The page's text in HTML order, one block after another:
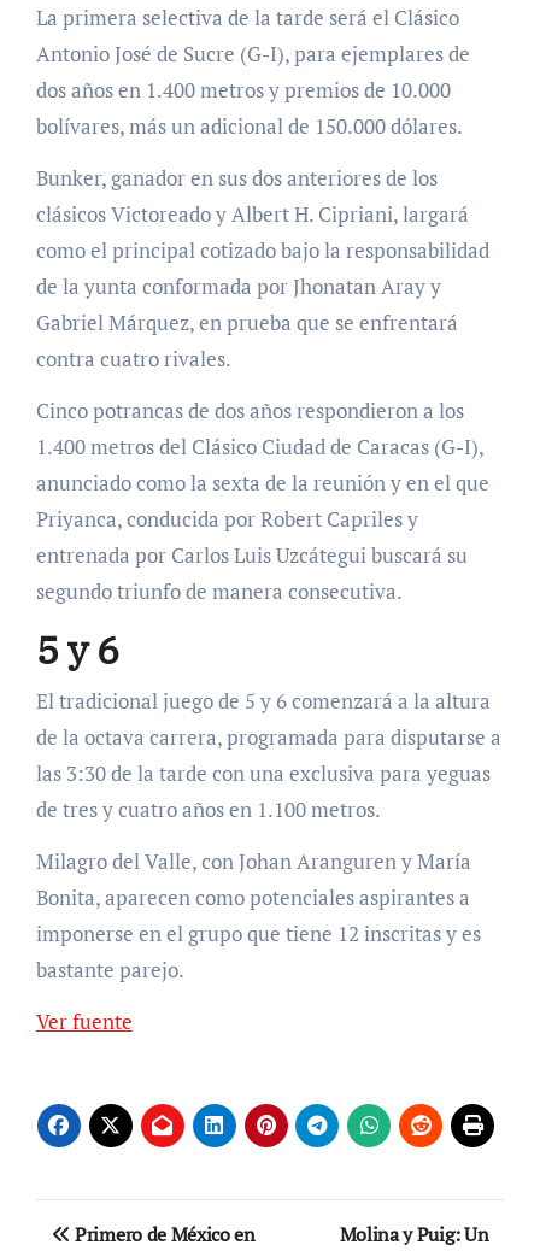
La primera selectiva de la tarde será el Clásico
Antonio José de Sucre (G-I), para ejemplares de
dos años en 1.400 metros y premios de 10.000
bolívares, más un adicional de 150.000 dólares.
Bunker, ganador en sus dos anteriores de los
clásicos Victoreado y Albert H. Cipriani, largará
como el principal cotizado bajo la responsabilidad
de la yunta conformada por Jhonatan Aray y
Gabriel Márquez, en prueba que se enfrentará
contra cuatro rivales.
Cinco potrancas de dos años respondieron a los
1.400 metros del Clásico Ciudad de Caracas (G-I),
anunciado como la sexta de la reunión y en el que
Priyanca, conducida por Robert Capriles y
entrenada por Carlos Luis Uzcátegui buscará su
segundo triunfo de manera consecutiva.
5 y 6
El tradicional juego de 5 y 6 comenzará a la altura
de la octava carrera, programada para disputarse a
las 3:30 de la tarde con una exclusiva para yeguas
de tres y cuatro años en 1.100 metros.
Milagro del Valle, con Johan Aranguren y María
Bonita, aparecen como potenciales aspirantes a
imponerse en el grupo que tiene 12 inscritas y es
bastante parejo.
Ver fuente
Navegación
Primero de México en Molina y Puig: Un